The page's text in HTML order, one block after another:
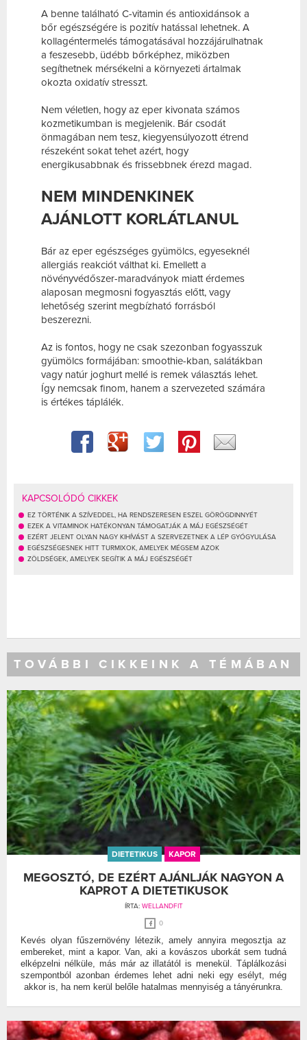
A benne található C-vitamin és antioxidánsok a
bőr egészségére is pozitív hatással lehetnek. A
kollagéntermelés támogatásával hozzájárulhatnak
a feszesebb, üdébb bőrképhez, miközben
segíthetnek mérsékelni a környezeti ártalmak
okozta oxidatív stresszt.
Nem véletlen, hogy az eper kivonata számos
kozmetikumban is megjelenik. Bár csodát
önmagában nem tesz, kiegyensúlyozott étrend
részeként sokat tehet azért, hogy
energikusabbnak és frissebbnek érezd magad.
NEM MINDENKINEK
AJÁNLOTT KORLÁTLANUL
Bár az eper egészséges gyümölcs, egyeseknél
allergiás reakciót válthat ki. Emellett a
növényvédőszer-maradványok miatt érdemes
alaposan megmosni fogyasztás előtt, vagy
lehetőség szerint megbízható forrásból
beszerezni.
Az is fontos, hogy ne csak szezonban fogyasszuk
gyümölcs formájában: smoothie-kban, salátákban
vagy natúr joghurt mellé is remek választás lehet.
Így nemcsak finom, hanem a szervezeted számára
is értékes táplálék.
KAPCSOLÓDÓ CIKKEK
EZ TÖRTÉNIK A SZÍVEDDEL, HA RENDSZERESEN ESZEL GÖRÖGDINNYÉT
EZEK A VITAMINOK HATÉKONYAN TÁMOGATJÁK A MÁJ EGÉSZSÉGÉT
EZÉRT JELENT OLYAN NAGY KIHÍVÁST A SZERVEZETNEK A LÉP GYÓGYULÁSA
EGÉSZSÉGESNEK HITT TURMIXOK, AMELYEK MÉGSEM AZOK
ZÖLDSÉGEK, AMELYEK SEGÍTIK A MÁJ EGÉSZSÉGÉT
TOVÁBBI CIKKEINK A TÉMÁBAN
DIETETIKUS KAPOR
MEGOSZTÓ, DE EZÉRT AJÁNLJÁK NAGYON A
KAPROT A DIETETIKUSOK
ÍRTA: WELLANDFIT
0
Kevés olyan fűszernövény létezik, amely annyira megosztja az
embereket, mint a kapor. Van, aki a kovászos uborkát sem tudná
elképzelni nélküle, más már az illatától is menekül. Táplálkozási
szempontból azonban érdemes lehet adni neki egy esélyt, még
akkor is, ha nem kerül belőle hatalmas mennyiség a tányérunkra.